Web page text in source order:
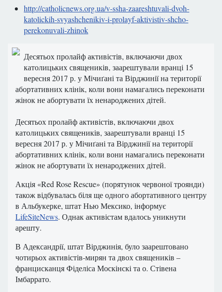
http://catholicnews.org.ua/v-ssha-zaareshtuvali-dvoh-
katolickih-svyashchenikiv-i-prolayf-aktivistiv-shcho-
perekonuvali-zhinok
Десятьох пролайф активістів, включаючи двох
католицьких священиків, заарештували вранці 15
вересня 2017 р. у Мічиґані та Вірджинії на території
абортативних клінік, коли вони намагались переконати
жінок не абортувати їх ненароджених дітей.
Десятьох пролайф активістів, включаючи двох
католицьких священиків, заарештували вранці 15
вересня 2017 р. у Мічиґані та Вірджинії на території
абортативних клінік, коли вони намагались переконати
жінок не абортувати їх ненароджених дітей.
Акція «Red Rose Rescue» (порятунок червоної троянди)
також відбувалась біля ще одного абортативного центру
в Альбукерке, штат Нью Мексико, інформує
LifeSiteNews. Однак активістам вдалось уникнути
арешту.
В Адександрії, штат Вірджинія, було заарештовано
чотирьох активістів-мирян та двох священиків –
францисканця Фіделіса Москінскі та о. Стівена
Імбаррато.